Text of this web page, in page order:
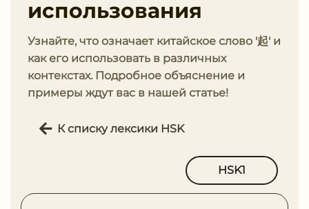
использования
Узнайте, что означает китайское слово '起' и
как его использовать в различных
контекстах. Подробное объяснение и
примеры ждут вас в нашей статье!
К списку лексики HSK
HSK1